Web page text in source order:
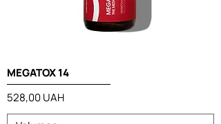
MEGATOX 14
Preis
528,00 UAH